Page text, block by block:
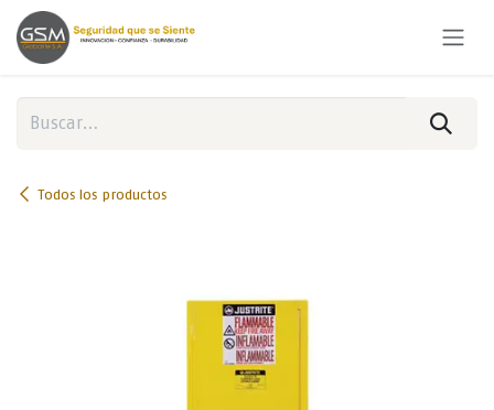
Ir al contenido
Todos los productos